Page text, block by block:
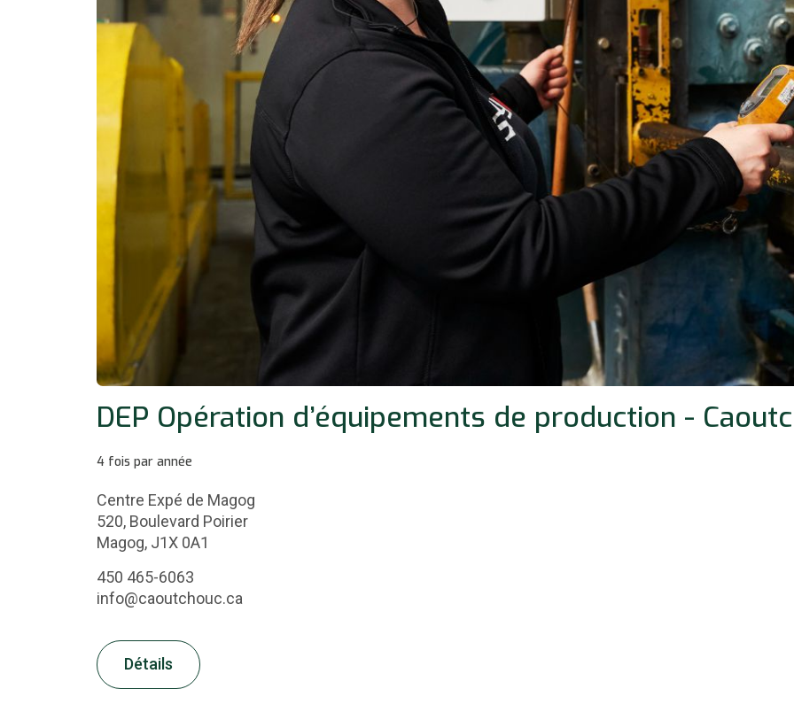
DEP Opération d’équipements de production -
4 fois par année
Centre Expé de Magog
520, Boulevard Poirier
Magog, J1X 0A1
450 465-6063
info@caoutchouc.ca
Détails